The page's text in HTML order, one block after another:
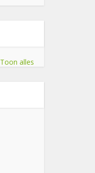
Toon alles